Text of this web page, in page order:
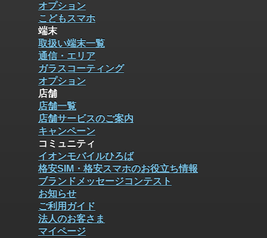
オプション
こどもスマホ
端末
取扱い端末一覧
通信・エリア
ガラスコーティング
オプション
店舗
店舗一覧
店舗サービスのご案内
キャンペーン
コミュニティ
イオンモバイルひろば
格安SIM・格安スマホのお役立ち情報
ブランドメッセージコンテスト
お知らせ
ご利用ガイド
法人のお客さま
マイページ